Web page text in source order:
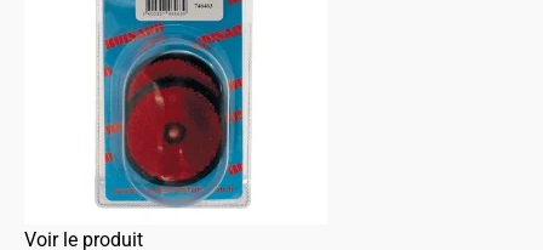
Voir le produit